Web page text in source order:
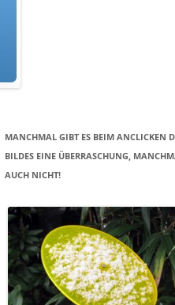
MANCHMAL GIBT ES BEIM ANCLICKEN
BILDES EINE ÜBERRASCHUNG,
AUCH NICHT!